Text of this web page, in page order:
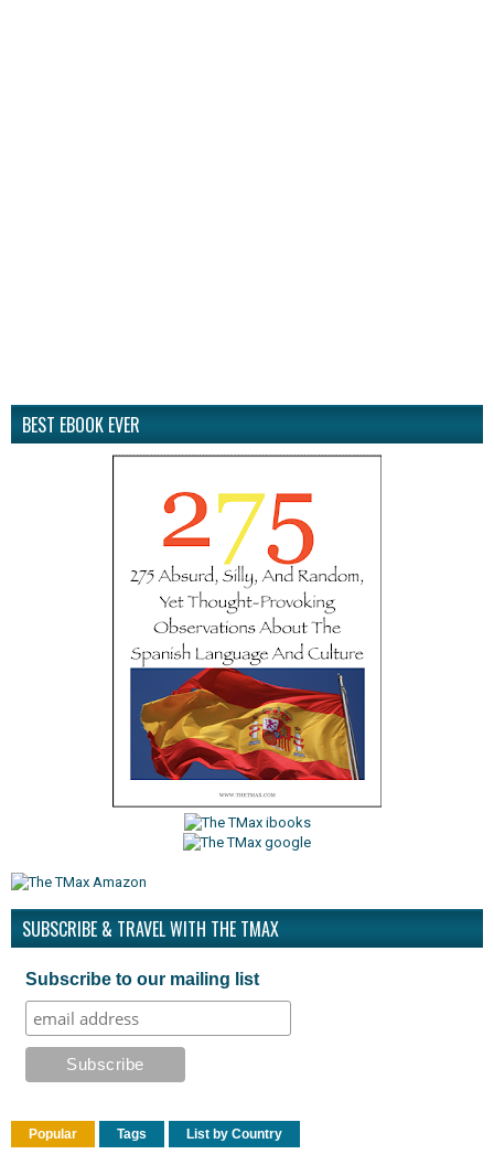
BEST EBOOK EVER
SUBSCRIBE & TRAVEL WITH THE TMAX
Subscribe to our mailing list
Popular Tags List by Country